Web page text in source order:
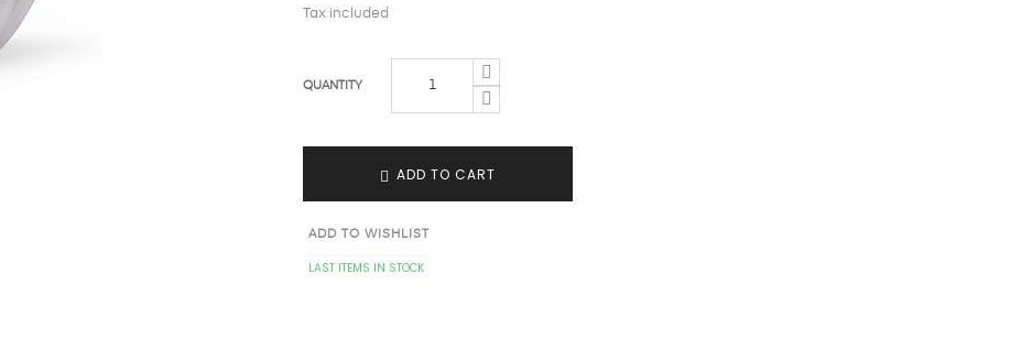
Tax included
QUANTITY
ADD TO CART
ADD TO WISHLIST
LAST ITEMS IN STOCK